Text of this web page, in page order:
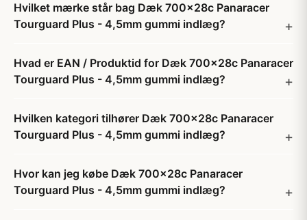
Hvilket mærke står bag Dæk 700x28c Panaracer
Tourguard Plus - 4,5mm gummi indlæg?
Hvad er EAN / Produktid for Dæk 700x28c Panaracer
Tourguard Plus - 4,5mm gummi indlæg?
Hvilken kategori tilhører Dæk 700x28c Panaracer
Tourguard Plus - 4,5mm gummi indlæg?
Hvor kan jeg købe Dæk 700x28c Panaracer
Tourguard Plus - 4,5mm gummi indlæg?